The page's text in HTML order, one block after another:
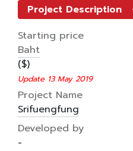
Project Description
Starting price
Baht
($)
Update 13 May 2019
Project Name
Srifuengfung
Developed by
-